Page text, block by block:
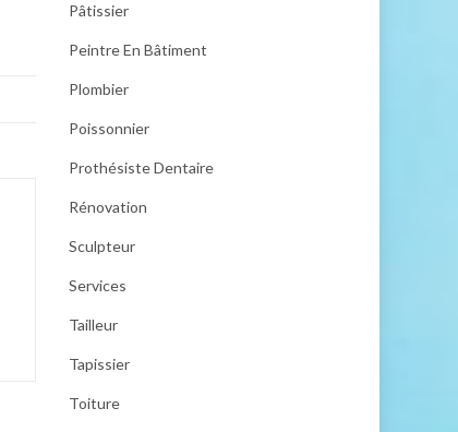
Pâtissier
Peintre En Bâtiment
Plombier
Poissonnier
Prothésiste Dentaire
Rénovation
Sculpteur
Services
Tailleur
Tapissier
Toiture